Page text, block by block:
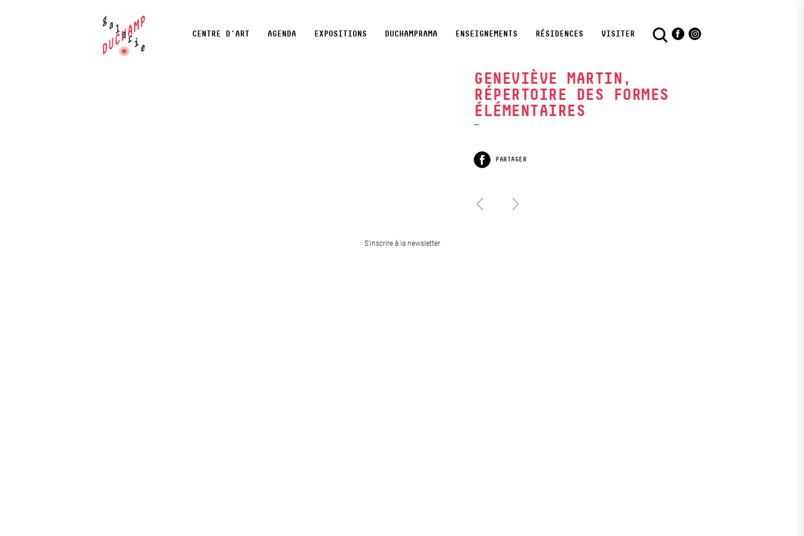
CENTRE D’ART AGENDA EXPOSITIONS DUCHAMPRAMA ENSEIGNEMENTS RÉSIDENCES VISITER
FacebookInstagram
GENEVIÈVE MARTIN,
RÉPERTOIRE DES FORMES
ÉLÉMENTAIRES
Facebook
PARTAGER
S'inscrire à la newsletter